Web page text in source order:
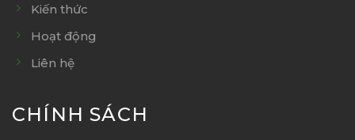
Kiến thức
Hoạt động
Liên hệ
CHÍNH SÁCH